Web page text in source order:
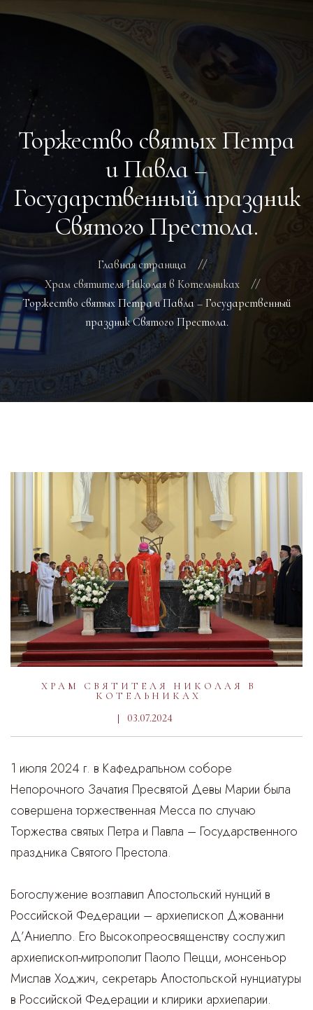
ГЛАВНАЯ
РАСПИСАНИЕ БОГОСЛУЖЕНИЙ
ТРЕБЫ
О ПОДВОРЬЕ
НОВОСТИ
ОБЪЯВЛЕНИЯ
ГАЛЕРЕЯ
КОНТАКТЫ
Торжество святых Петра
и Павла –
Государственный праздник
Святого Престола.
Главная страница
Храм святителя Николая в Котельниках
Торжество святых Петра и Павла – Государственный
праздник Святого Престола.
ХРАМ СВЯТИТЕЛЯ НИКОЛАЯ В
КОТЕЛЬНИКАХ
03.07.2024
1 июля 2024 г. в Кафедральном соборе
Непорочного Зачатия Пресвятой Девы Марии была
совершена торжественная Месса по случаю
Торжества святых Петра и Павла – Государственного
праздника Святого Престола.
Богослужение возглавил Апостольский нунций в
Российской Федерации – архиепископ Джованни
Д’Аниелло. Его Высокопреосвященству сослужил
архиепископ-митрополит Паоло Пецци, монсеньор
Мислав Ходжич, секретарь Апостольской нунциатуры
в Российской Федерации и клирики архиепарии.